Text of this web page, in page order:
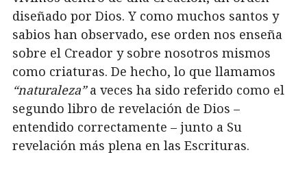
diseñado por Dios. Y como muchos santos y
sabios han observado, ese orden nos enseña
sobre el Creador y sobre nosotros mismos
como criaturas. De hecho, lo que llamamos
“naturaleza”a veces ha sido referido como el
segundo libro de revelación de Dios –
entendido correctamente – junto a Su
revelación más plena en las Escrituras.